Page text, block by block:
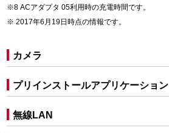
ACアダプタ 05利用時の充電時間です。
2017年6月19日時点の情報です。
カメラ
プリインストールアプリケーション
無線LAN